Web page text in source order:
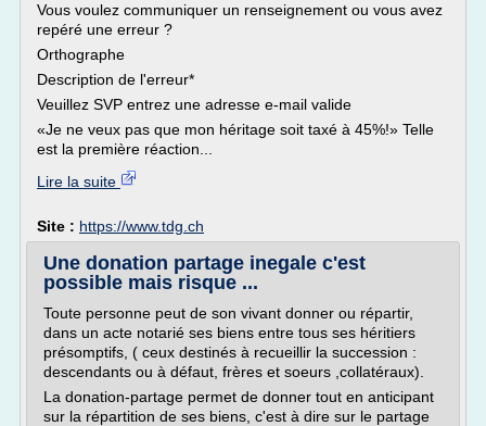
Vous voulez communiquer un renseignement ou vous avez
repéré une erreur ?
Orthographe
Description de l'erreur*
Veuillez SVP entrez une adresse e-mail valide
«Je ne veux pas que mon héritage soit taxé à 45%!» Telle
est la première réaction...
Lire la suite
Site : https://www.tdg.ch
Une donation partage inegale c'est
possible mais risque ...
Toute personne peut de son vivant donner ou répartir,
dans un acte notarié ses biens entre tous ses héritiers
présomptifs, ( ceux destinés à recueillir la succession :
descendants ou à défaut, frères et soeurs ,collatéraux).
La donation-partage permet de donner tout en anticipant
sur la répartition de ses biens, c'est à dire sur le partage